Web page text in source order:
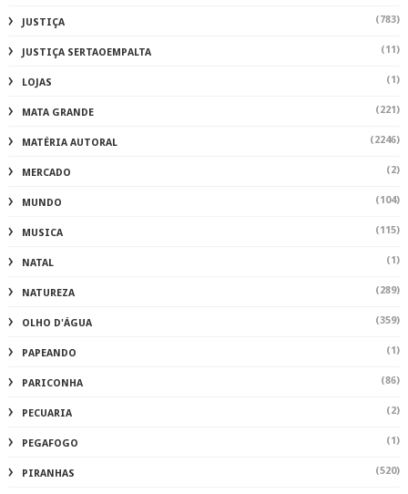
JUSTIÇA (783)
JUSTIÇA SERTAOEMPALTA (11)
LOJAS (1)
MATA GRANDE (221)
MATÉRIA AUTORAL (2246)
MERCADO (2)
MUNDO (104)
MUSICA (115)
NATAL (1)
NATUREZA (289)
OLHO D'ÁGUA (359)
PAPEANDO (1)
PARICONHA (86)
PECUARIA (2)
PEGAFOGO (1)
PIRANHAS (520)